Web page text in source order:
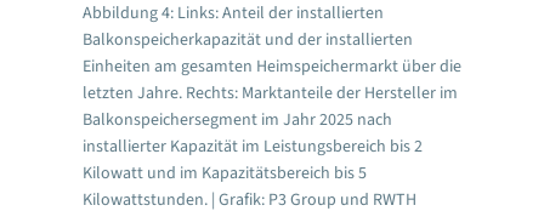
Abbildung 4: Links: Anteil der installierten
Balkonspeicherkapazität und der installierten
Einheiten am gesamten Heimspeichermarkt über die
letzten Jahre. Rechts: Marktanteile der Hersteller im
Balkonspeichersegment im Jahr 2025 nach
installierter Kapazität im Leistungsbereich bis 2
Kilowatt und im Kapazitätsbereich bis 5
Kilowattstunden. | Grafik: P3 Group und RWTH